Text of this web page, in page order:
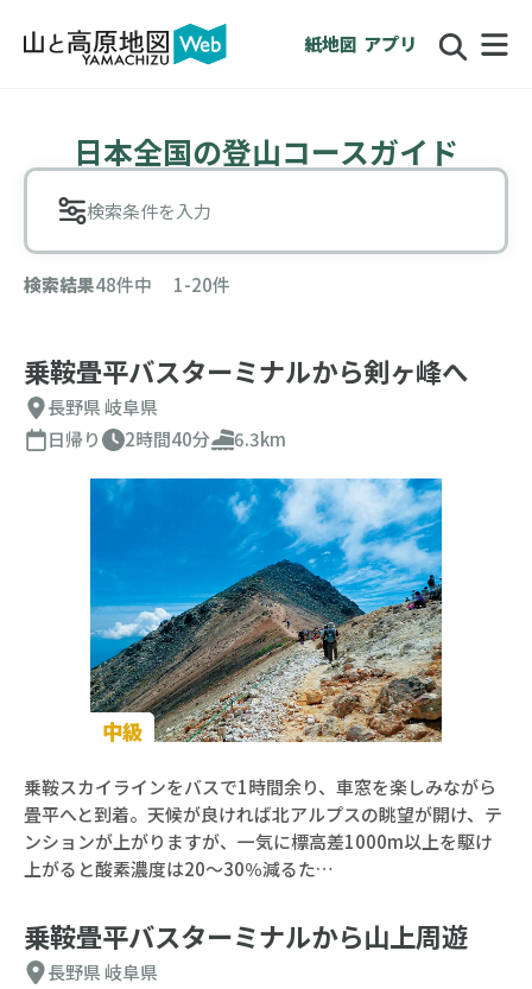
紙地図 アプリ
日本全国の登山コースガイド
検索条件を入力
検索結果48件中 1-20件
乗鞍畳平バスターミナルから剣ヶ峰へ
長野県岐阜県
日帰り
2時間40分 6.3km
中級
乗鞍スカイラインをバスで1時間余り、車窓を楽しみながら
畳平へと到着。天候が良ければ北アルプスの眺望が開け、テ
ンションが上がりますが、一気に標高差1000m以上を駆け
上がると酸素濃度は20～30％減るた…
乗鞍畳平バスターミナルから山上周遊
長野県岐阜県